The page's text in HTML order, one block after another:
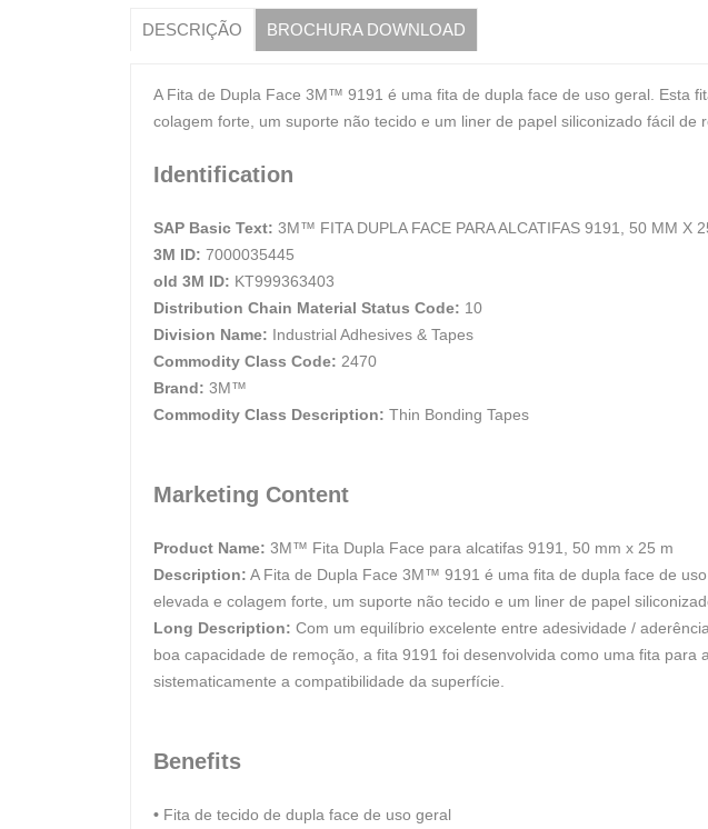
DESCRIÇÃO BROCHURA DOWNLOAD
A Fita de Dupla Face 3M™ 9191 é uma fita de dupla face de uso geral. Esta
colagem forte, um suporte não tecido e um liner de papel siliconizado fácil de
Identification
SAP Basic Text: 3M™ FITA DUPLA FACE PARA ALCATIFAS 9191, 50 MM X
3M ID: 7000035445
old 3M ID: KT999363403
Distribution Chain Material Status Code: 10
Division Name: Industrial Adhesives & Tapes
Commodity Class Code: 2470
Brand: 3M™
Commodity Class Description: Thin Bonding Tapes
Marketing Content
Product Name: 3M™ Fita Dupla Face para alcatifas 9191, 50 mm x 25 m
Description: A Fita de Dupla Face 3M™ 9191 é uma fita de dupla face de
elevada e colagem forte, um suporte não tecido e um liner de papel
Long Description: Com um equilíbrio excelente entre adesividade /
boa capacidade de remoção, a fita 9191 foi desenvolvida como uma fita
sistematicamente a compatibilidade da superfície.
Benefits
• Fita de tecido de dupla face de uso geral